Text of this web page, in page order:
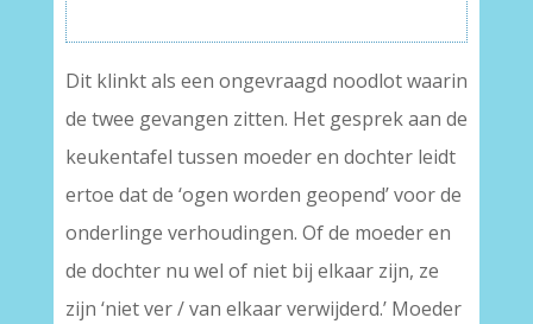
Dit klinkt als een ongevraagd noodlot waarin
de twee gevangen zitten. Het gesprek aan de
keukentafel tussen moeder en dochter leidt
ertoe dat de ‘ogen worden geopend’ voor de
onderlinge verhoudingen. Of de moeder en
de dochter nu wel of niet bij elkaar zijn, ze
zijn ‘niet ver / van elkaar verwijderd.’ Moeder